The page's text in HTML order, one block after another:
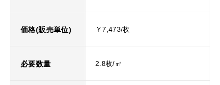
価格(販売単位) ￥7,473/枚
必要数量 2.8枚/㎡